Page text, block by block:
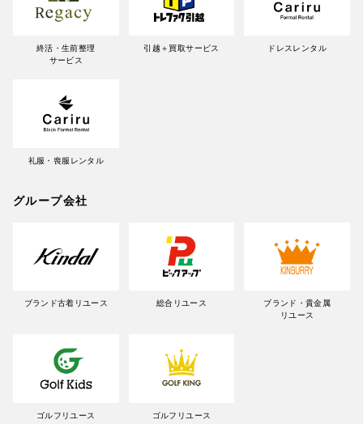
終活・生前整理
サービス
引越＋買取サービス ドレスレンタル
礼服・喪服レンタル
グループ会社
ブランド古着リユース 総合リユース
ブランド・貴金属
リユース
ゴルフリユース ゴルフリユース